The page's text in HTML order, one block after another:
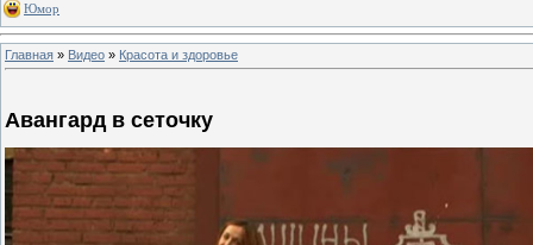
Юмор
Главная » Видео » Красота и здоровье
Авангард в сеточку